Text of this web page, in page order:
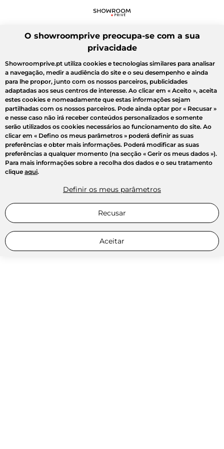
O showroomprive preocupa-se com a sua
privacidade
Showroomprive.pt utiliza cookies e tecnologias similares para analisar
a navegação, medir a audiência do site e o seu desempenho e ainda
para lhe propor, junto com os nossos parceiros, publicidades
adaptadas aos seus centros de interesse. Ao clicar em « Aceito », aceita
estes cookies e nomeadamente que estas informações sejam
partilhadas com os nossos parceiros. Pode ainda optar por « Recusar »
e nesse caso não irá receber conteúdos personalizados e somente
serão utilizados os cookies necessários ao funcionamento do site. Ao
clicar em « Defino os meus parâmetros » poderá definir as suas
preferências e obter mais informações. Poderá modificar as suas
preferências a qualquer momento (na secção « Gerir os meus dados »).
Para mais informações sobre a recolha dos dados e o seu tratamento
clique aqui.
Definir os meus parâmetros
Recusar
Aceitar